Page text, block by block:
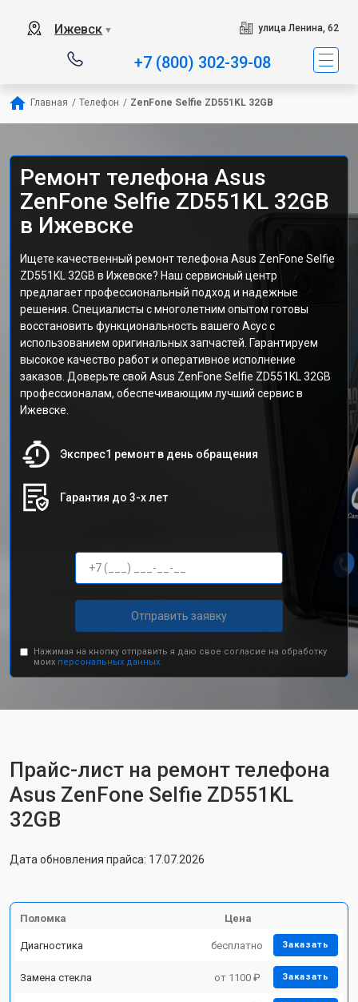
Ижевск ▼ улица Ленина, 62
+7 (800) 302-39-08
Главная / Телефон / ZenFone Selfie ZD551KL 32GB
Ремонт телефона Asus
ZenFone Selfie ZD551KL 32GB
в Ижевске
Ищете качественный ремонт телефона Asus ZenFone Selfie
ZD551KL 32GB в Ижевске? Наш сервисный центр
предлагает профессиональный подход и надежные
решения. Специалисты с многолетним опытом готовы
восстановить функциональность вашего Асус с
использованием оригинальных запчастей. Гарантируем
высокое качество работ и оперативное исполнение
заказов. Доверьте свой Asus ZenFone Selfie ZD551KL 32GB
профессионалам, обеспечивающим лучший сервис в
Ижевске.
Экспрес1 ремонт в день обращения
Гарантия до 3-х лет
Отправить заявку
Нажимая на кнопку отправить я даю свое согласие на обработку
моих персональных данных.
Прайс-лист на ремонт телефона
Asus ZenFone Selfie ZD551KL
32GB
Дата обновления прайса: 17.07.2026
Поломка Цена
Диагностика бесплатно Заказать
Замена стекла от 1100 ₽ Заказать